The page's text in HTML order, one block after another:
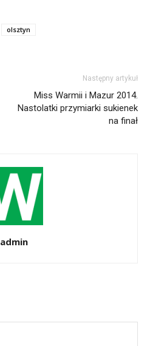
olsztyn
Następny artykuł
Miss Warmii i Mazur 2014.
Nastolatki przymiarki sukienek
na finał
admin